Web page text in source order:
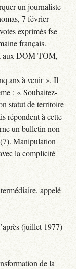
un journaliste
7 février
exprimés fse
français.
aux DOM-TOM,
ans à venir ». Il
: « Souhaitez-
statut de territoire
répondent à cette
un bulletin non
Manipulation
la complicité
appelé
(juillet 1977)
de la